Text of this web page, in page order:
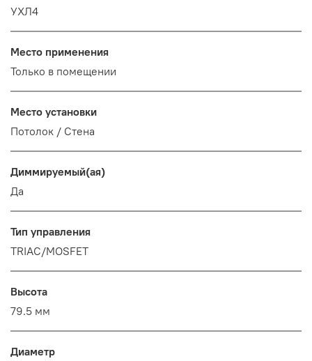
УХЛ4
Место применения
Только в помещении
Место установки
Потолок / Cтена
Диммируемый(ая)
Да
Тип управления
TRIAC/MOSFET
Высота
79.5 мм
Диаметр